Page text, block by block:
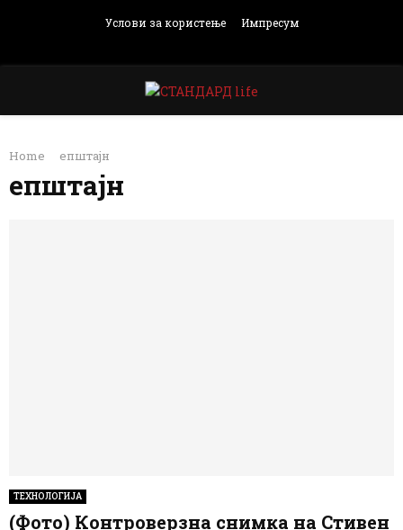
Услови за користење Импресум
PRIMARY
MENU
Home епштајн
епштајн
ТЕХНОЛОГИЈА
(Фото) Контроверзна снимка на Стивен